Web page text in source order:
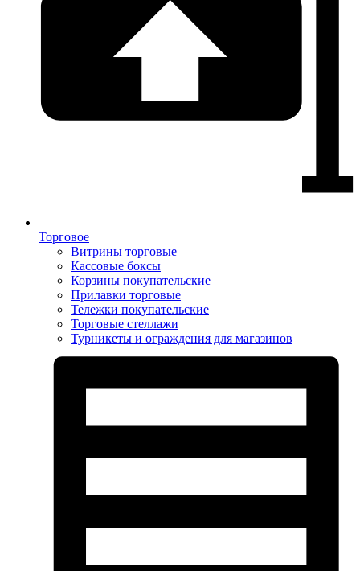
Торговое
Витрины торговые
Кассовые боксы
Корзины покупательские
Прилавки торговые
Тележки покупательские
Торговые стеллажи
Турникеты и ограждения для магазинов